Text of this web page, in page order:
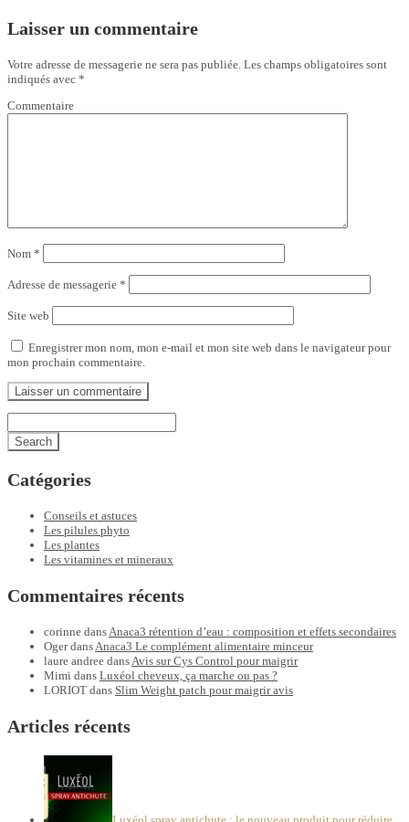
Laisser un commentaire
Votre adresse de messagerie ne sera pas publiée. Les champs obligatoires sont
indiqués avec *
Commentaire
Nom *
Adresse de messagerie *
Site web
Enregistrer mon nom, mon e-mail et mon site web dans le navigateur pour
mon prochain commentaire.
Catégories
Conseils et astuces
Les pilules phyto
Les plantes
Les vitamines et mineraux
Commentaires récents
corinne dans Anaca3 rétention d’eau : composition et effets secondaires
Ogerdans Anaca3 Le complément alimentaire minceur
laure andree dans Avis sur Cys Control pour maigrir
Mimi dans Luxéol cheveux, ça marche ou pas ?
LORIOT dans Slim Weight patch pour maigrir avis
Articles récents